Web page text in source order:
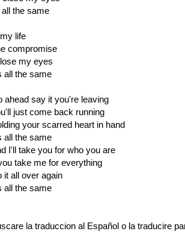
all the same
life
compromise
my eyes
all the same
ahead say it you're leaving
just come back running
your scarred heart in hand
all the same
I'll take you for who you are
take me for everything
it all over again
all the same
la traduccion al Español o la traducire